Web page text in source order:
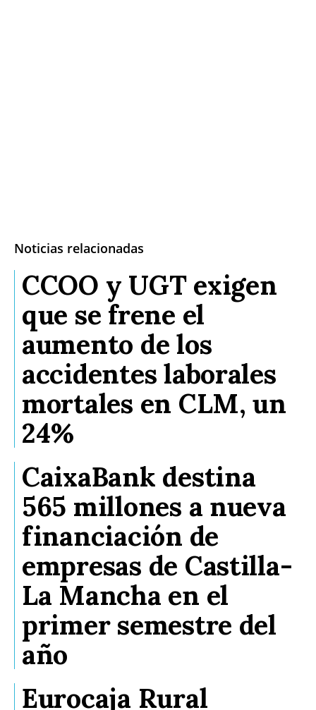
Noticias relacionadas
CCOO y UGT exigen
que se frene el
aumento de los
accidentes laborales
mortales en CLM, un
24%
CaixaBank destina
565 millones a nueva
financiación de
empresas de Castilla-
La Mancha en el
primer semestre del
año
Eurocaja Rural